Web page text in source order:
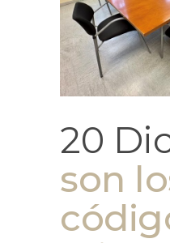
20
son